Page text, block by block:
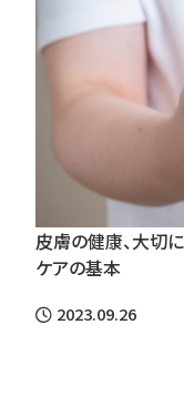
皮膚の健康、大切
ケアの基本
2023.09.26